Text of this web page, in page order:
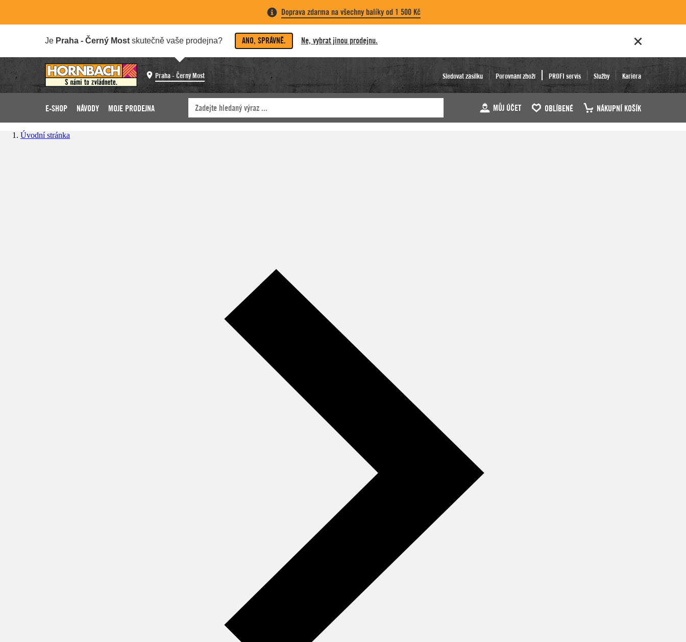
Doprava zdarma na všechny balíky od 1 500 Kč
Je Praha - Černý Most skutečně vaše prodejna? ANO, SPRÁVNĚ. Ne, vybrat jinou prodejnu.
Praha - Černý Most Sledovat zásilku Porovnání zboží PROFI servis Služby Kariéra
E-SHOP NÁVODY MOJE PRODEJNA MŮJ ÚČET OBLÍBENÉ NÁKUPNÍ KOŠÍK
Úvodní stránka